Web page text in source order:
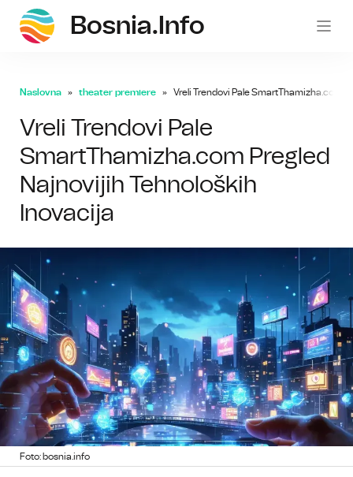
Bosnia.info
Naslovna theater premiere Vreli Trendovi Pale SmartThamizha.com
Vreli Trendovi Pale
SmartThamizha.com Pregled
Najnovijih Tehnoloških
Inovacija
Foto: bosnia.info